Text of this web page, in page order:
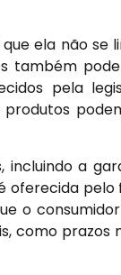
ela não se
também
pela
incluindo a
oferecida
o
como prazos